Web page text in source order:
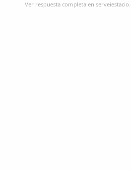
Ver respuesta completa en